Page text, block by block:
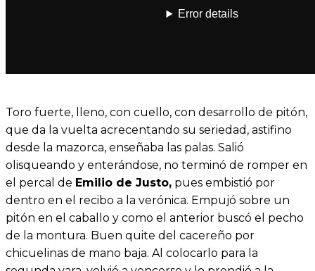
Toro fuerte, lleno, con cuello, con desarrollo de pitón,
que da la vuelta acrecentando su seriedad, astifino
desde la mazorca, enseñaba las palas. Salió
olisqueando y enterándose, no terminó de romper en
el percal de Emilio de Justo, pues embistió por
dentro en el recibo a la verónica. Empujó sobre un
pitón en el caballo y como el anterior buscó el pecho
de la montura. Buen quite del cacereño por
chicuelinas de mano baja. Al colocarlo para la